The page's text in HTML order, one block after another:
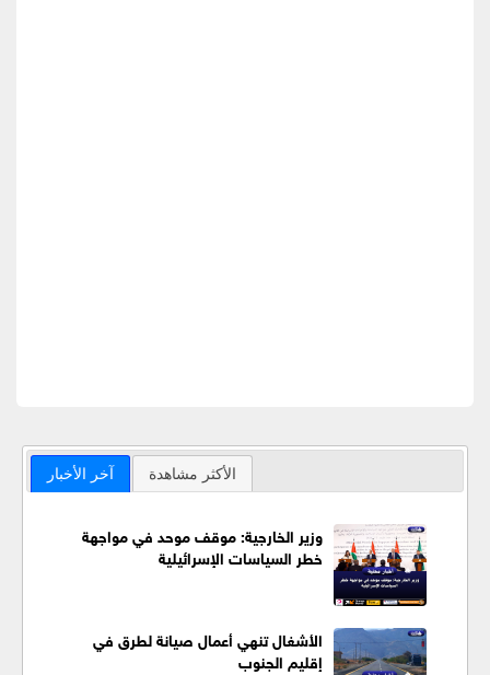
آخر الأخبار الأكثر مشاهدة
وزير الخارجية: موقف موحد في مواجهة
خطر السياسات الإسرائيلية
الأشغال تنهي أعمال صيانة لطرق في
إقليم الجنوب